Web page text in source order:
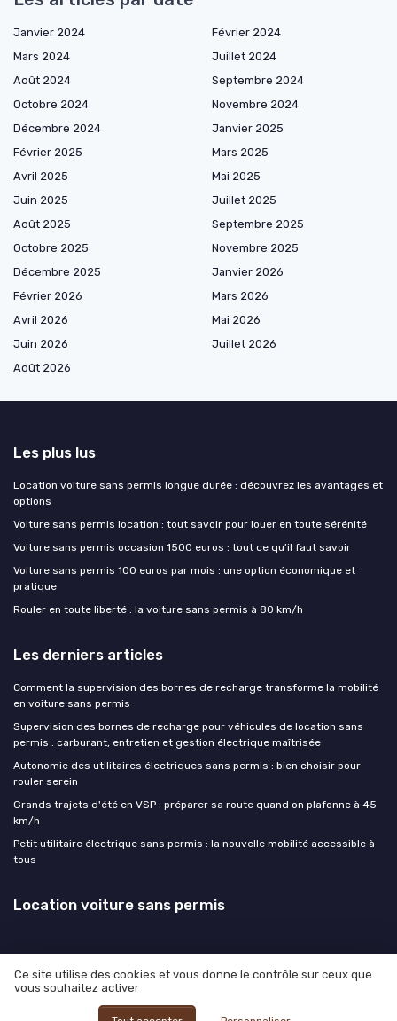
Janvier 2024
Février 2024
Mars 2024
Juillet 2024
Août 2024
Septembre 2024
Octobre 2024
Novembre 2024
Décembre 2024
Janvier 2025
Février 2025
Mars 2025
Avril 2025
Mai 2025
Juin 2025
Juillet 2025
Août 2025
Septembre 2025
Octobre 2025
Novembre 2025
Décembre 2025
Janvier 2026
Février 2026
Mars 2026
Avril 2026
Mai 2026
Juin 2026
Juillet 2026
Août 2026
Les plus lus
Location voiture sans permis longue durée : découvrez les avantages et
options
Voiture sans permis location : tout savoir pour louer en toute sérénité
Voiture sans permis occasion 1500 euros : tout ce qu'il faut savoir
Voiture sans permis 100 euros par mois : une option économique et
pratique
Rouler en toute liberté : la voiture sans permis à 80 km/h
Les derniers articles
Comment la supervision des bornes de recharge transforme la mobilité
en voiture sans permis
Supervision des bornes de recharge pour véhicules de location sans
permis : carburant, entretien et gestion électrique maîtrisée
Autonomie des utilitaires électriques sans permis : bien choisir pour
rouler serein
Grands trajets d'été en VSP : préparer sa route quand on plafonne à 45
km/h
Petit utilitaire électrique sans permis : la nouvelle mobilité accessible à
tous
Location voiture sans permis
Mentions légales
© Location voiture sans permis 2026
Ce site utilise des cookies et vous donne le contrôle sur ceux que
vous souhaitez activer